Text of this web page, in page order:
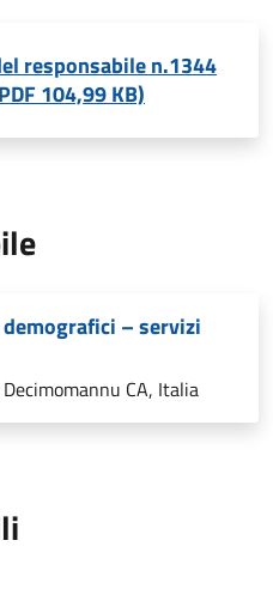
responsabile n.1344
104,99 KB)
– servizi
CA, Italia